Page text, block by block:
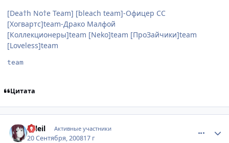
[Dea†h No†e Team] [bleach team]-Офицер СС
[Хогвартс]team-Драко Малфой
[Коллекционеры]team [Neko]team [ПроЗайчики]team
[Loveless]team
team
Цитата
soleil Активные участники
20 Сентября, 200817 г